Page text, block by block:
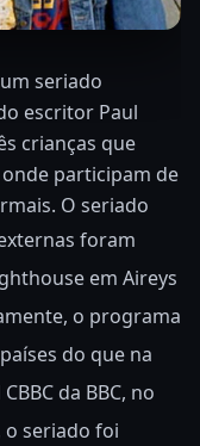
seriado
escritor Paul
crianças que
participam de
O seriado
foram
em Aireys
o programa
do que na
da BBC, no
o seriado foi